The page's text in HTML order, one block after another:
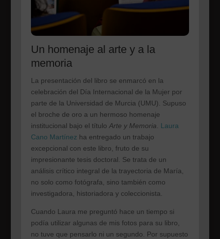
Un homenaje al arte y a la
memoria
La presentación del libro se enmarcó en la
celebración del Día Internacional de la Mujer por
parte de la Universidad de Murcia (UMU). Supuso
el broche de oro a un hermoso homenaje
institucional bajo el título Arte y Memoria
Laura
Cano Martínez ha entregado un trabajo
excepcional con este libro, fruto de su
impresionante tesis doctoral. Se trata de un
análisis crítico integral de la trayectoria de María,
no solo como fotógrafa, sino también como
investigadora, historiadora y coleccionista.
Cuando Laura me preguntó hace un tiempo si
podía utilizar algunas de mis fotos para su libro,
no tuve que pensarlo ni un segundo. Por supuesto